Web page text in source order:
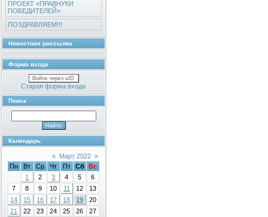
ПРОЕКТ «ПРАВНУКИ
ПОБЕДИТЕЛЕЙ»
ПОЗДРАВЛЯЕМ!!!
Новостная рассылка
Форма входа
Войти через uID
Старая форма входа
Поиск
Календарь
« Март 2022 »
Пн
Вт Ср Чт Пт Сб
Вс
1
2 3 4 5
6
7
8 9 10 11 12
13
14
15 16 17 18 19
20
21
22 23 24 25 26 27